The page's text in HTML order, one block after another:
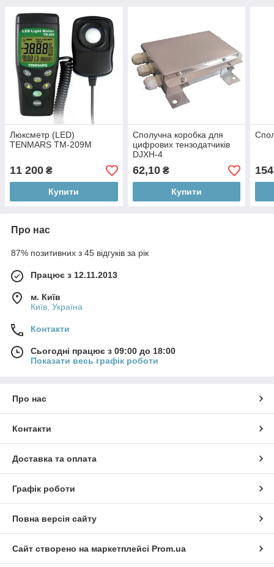
Люксметр (LED)
TENMARS TM-209М
11 200 ₴
Купити
Сполучна коробка для
цифрових тензодатчиків
DJXH-4
62,10₴
Купити
Про нас
87% позитивних з 45 відгуків за рік
Працює з 12.11.2013
м. Київ
Київ, Україна
Контакти
Сьогодні працює з 09:00 до 18:00
Показати весь графік роботи
Про нас
Контакти
Доставка та оплата
Графік роботи
Повна версія сайту
Сайт створено на маркетплейсі Prom.ua